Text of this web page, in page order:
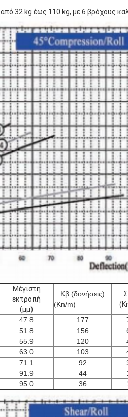
32 kg έως 110 kg, με 6 βρόχους
Μέγιστη
εκτροπή
(μμ)
Κβ (δονήσεις)
(Kn/m)
47.8 177
51.8 156
55.9 120
63.0 103
71.1 92
91.9 44
95.0 36